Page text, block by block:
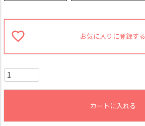
お気に入りに登録する
カートに入れる